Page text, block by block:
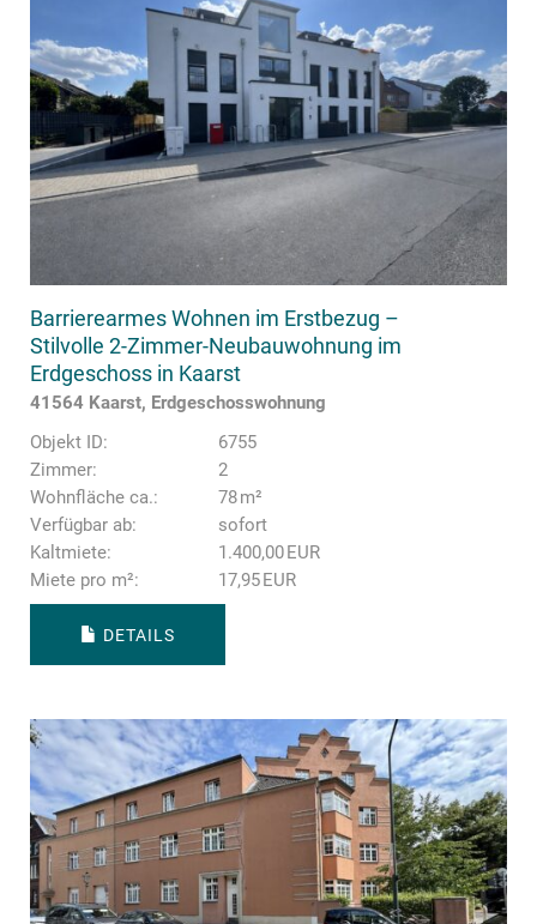
Barrierearmes Wohnen im Erstbezug –
Stilvolle 2-Zimmer-Neubauwohnung im
Erdgeschoss in Kaarst
41564 Kaarst, Erdgeschosswohnung
Objekt ID:
6755
Zimmer:
2
Wohnfläche ca.:
78 m²
Verfügbar ab:
sofort
Kaltmiete:
1.400,00 EUR
Miete pro m²:
17,95 EUR
DETAILS